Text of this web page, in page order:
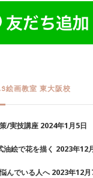
絵画教室 東大阪校
/実技講座 2024年1月5日
絵で花を描く 2023年12
んでいる人へ 2023年12月